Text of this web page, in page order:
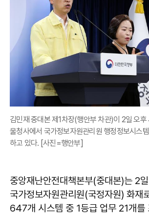
김민재 중대본 제1차장(행안부 차관)이 2일 오후
울청사에서 국가정보자원관리원 행정정보시스
하고 있다. [사진=행안부]
중앙재난안전대책본부(중대본)는 2
국가정보자원관리원(국정자원) 화재
647개 시스템 중 1등급 업무 21개를